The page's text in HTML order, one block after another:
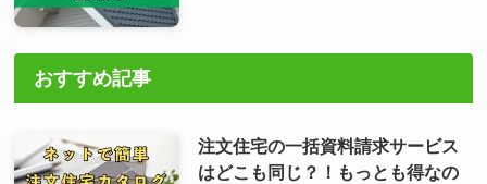
おすすめ記事
注文住宅の一括資料請求サービス
はどこも同じ？！もっとも得なの